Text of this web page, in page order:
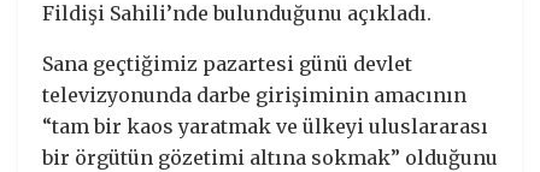
Fildişi Sahili’nde bulunduğunu açıkladı.
Sana geçtiğimiz pazartesi günü devlet
televizyonunda darbe girişiminin amacının
“tam bir kaos yaratmak ve ülkeyi uluslararası
bir örgütün gözetimi altına sokmak” olduğunu